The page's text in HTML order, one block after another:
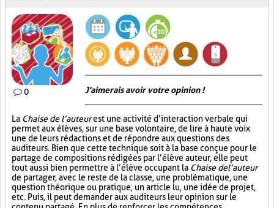
0 J'aimerais avoir votre opinion !
La Chaise de l’auteurest une activité d’interaction verbale qui
permet aux élèves, sur une base volontaire, de lire à haute voix
une de leurs rédactions et de répondre aux questions des
auditeurs. Bien que cette technique soit à la base conçue pour le
partage de compositions rédigées par l’élève auteur, elle peut
tout aussi bien permettre à l’élève occupant la Chaise de l’auteur
de partager, avec le reste de la classe, une problématique, une
question théorique ou pratique, un article lu, une idée de projet,
etc. Puis, il peut demander aux auditeurs leur opinion sur le